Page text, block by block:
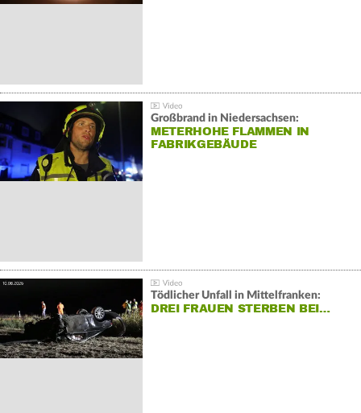
Großbrand in Niedersachsen:
METERHOHE FLAMMEN IN
FABRIKGEBÄUDE
Tödlicher Unfall in Mittelfranken:
DREI FRAUEN STERBEN BEI…